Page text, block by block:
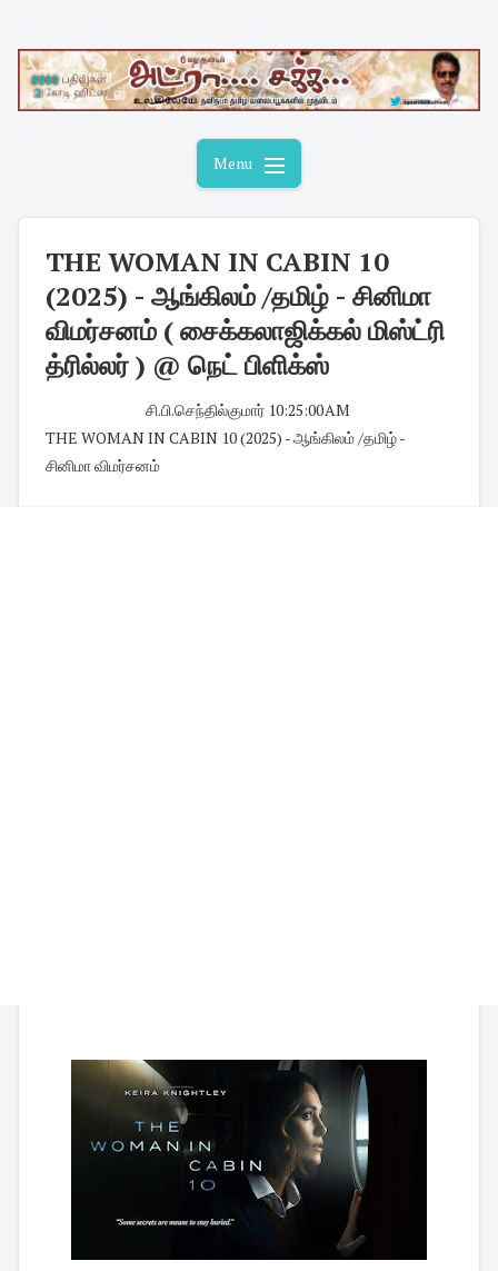
content
Menu
THE WOMAN IN CABIN 10
(2025) - ஆங்கிலம் /தமிழ் - சினிமா
விமர்சனம் ( சைக்கலாஜிக்கல் மிஸ்ட்ரி
த்ரில்லர் ) @ நெட் பிளிக்ஸ்
சி.பி.செந்தில்குமார்· 10:25:00 AM
THE WOMAN IN CABIN 10 (2025) - ஆங்கிலம் /தமிழ் -
சினிமா விமர்சனம்